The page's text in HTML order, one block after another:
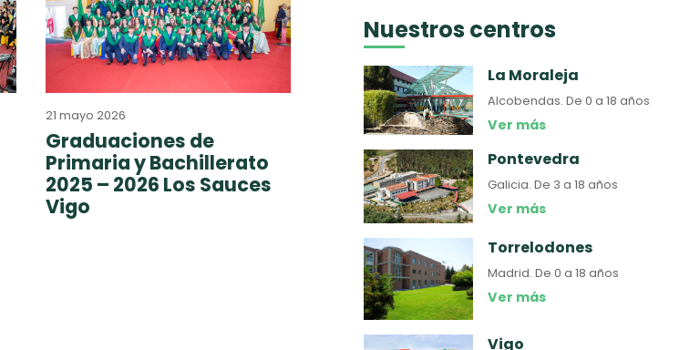
21 mayo 2026
Graduaciones de
Primaria y Bachillerato
2025 – 2026 Los Sauces
Vigo
Nuestros centros
La Moraleja
Alcobendas.De 0 a 18 años
Ver más
Pontevedra
Galicia.De 3 a 18 años
Ver más
Torrelodones
Madrid.De 0 a 18 años
Ver más
Vigo